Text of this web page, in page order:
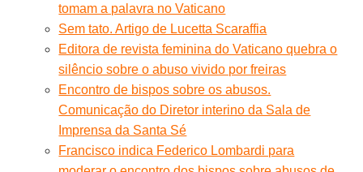
tomam a palavra no Vaticano
Sem tato. Artigo de Lucetta Scaraffia
Editora de revista feminina do Vaticano quebra o
silêncio sobre o abuso vivido por freiras
Encontro de bispos sobre os abusos.
Comunicação do Diretor interino da Sala de
Imprensa da Santa Sé
Francisco indica Federico Lombardi para